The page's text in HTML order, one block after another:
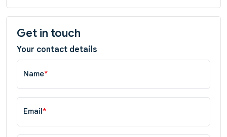
Get in touch
Your contact details
Name*
Email*